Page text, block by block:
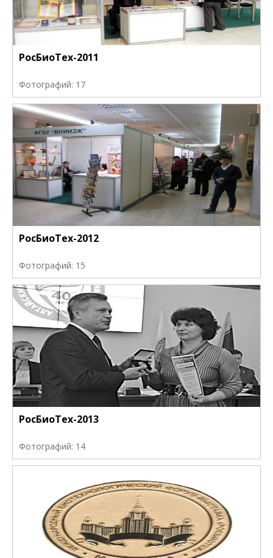
РосБиоТех-2011
Фотографий: 17
РосБиоТех-2012
Фотографий: 15
РосБиоТех-2013
Фотографий: 14